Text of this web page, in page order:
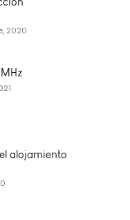
2020
alojamiento